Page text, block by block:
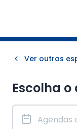
Ver outras
Escolha